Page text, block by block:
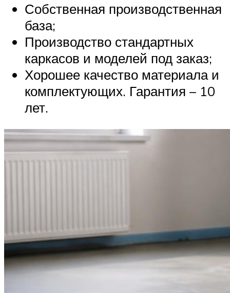
Собственная производственная
база;
Производство стандартных
каркасов и моделей под заказ;
Хорошее качество материала и
комплектующих. Гарантия – 10
лет.